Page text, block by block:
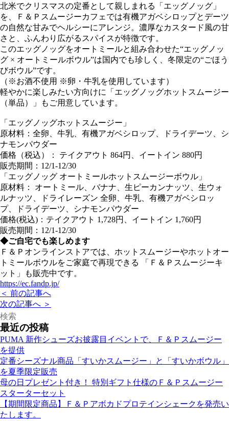
北米でクリスマスの定番として親しまれる「エッグノッグ」
を、Ｆ＆Ｐスムージーカフェでは有機アガベシロップとデーツ
の自然な甘みでヘルシーにアレンジ。濃厚なカスタード風の甘
さと、ふんわり広がるスパイスが特徴です。
このエッグノッグをオートミールと組み合わせた“エッグノッ
グ × オートミールボウル”は国内でも珍しく、冬限定の“ごほう
びボウル”です。
（※お酒不使用 ※卵・牛乳を使用しています）
軽やかに楽しみたい方向けに「エッグノッグホットスムージー
（単品）」もご用意しています。
「エッグノッグホットスムージー」
原材料：全卵、⽜乳、有機アガベシロップ、ドライデーツ、シ
ナモンパウダー
価格（税込）： テイクアウト 864円、イートイン 880円
販売期間：12/1-12/30
「エッグノッグ オートミールホットスムージーボウル」
原材料： オートミール、バナナ、生ピーカンナッツ、生ウォ
ルナッツ、ドライレーズン 全卵、⽜乳、有機アガベシロッ
プ、ドライデーツ、シナモンパウダー
価格(税込)：テイクアウト 1,728円、イートイン 1,760円
販売期間：12/1-12/30
◆ご自宅でも楽しめます
Ｆ＆Ｐオンラインストアでは、ホットスムージーやホットオー
トミールボウルをご家庭で再現できる 「Ｆ＆Ｐスムージーキ
ット」も販売中です。
https://ec.fandp.jp/
＜ 前の記事へ
次の記事へ ＞
最近の投稿
PUMA 新作シューズお披露目イベントで、Ｆ＆Ｐスムージー
を提供
定番シーズナル商品「すいかスムージー」と「すいかボウル」
を夏季限定販売
母の日プレゼント付き！ 特別ギフト仕様のＦ＆Ｐスムージー
スターターセット
【期間限定商品】Ｆ＆Ｐアボカドプロテインシェークを発売い
たします。